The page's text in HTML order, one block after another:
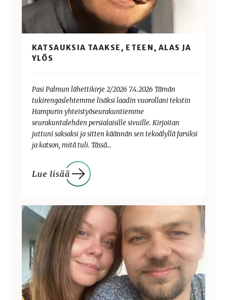
KATSAUKSIA TAAKSE, ETEEN, ALAS JA
YLÖS
Pasi Palmun lähettikirje 2/2026 7.4.2026 Tämän
tukirengaslehtemme lisäksi laadin vuorollani tekstin
Hampurin yhteistyöseurakuntiemme
seurakuntalehden persialaisille sivuille. Kirjoitan
juttuni saksaksi ja sitten käännän sen tekoälyllä farsiksi
ja katson, mitä tuli. Tässä…